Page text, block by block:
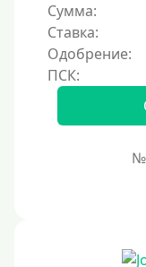
Без посредников
Процент
С пролонгацией
Под высокий
С ежемесячным
Сумма:
Ставка:
Одобрение:
№